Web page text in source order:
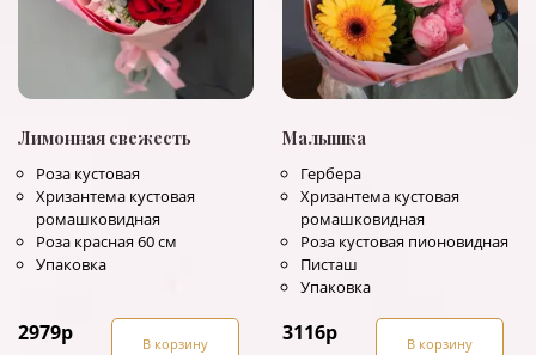
Лимонная свежесть
Роза кустовая
Хризантема кустовая
ромашковидная
Роза красная 60 см
Упаковка
2979р В корзину
Малышка
Гербера
Хризантема кустовая
ромашковидная
Роза кустовая пионовидная
Писташ
Упаковка
3116р В корзину